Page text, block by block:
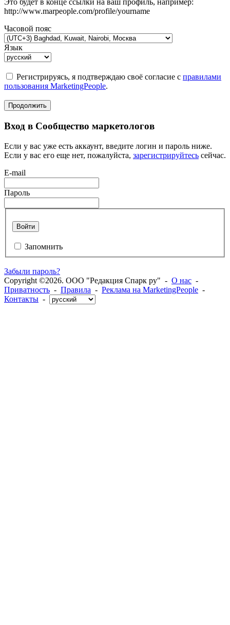
Это будет в конце ссылки на ваш профиль, например:
http://www.marpeople.com/profile/yourname
Часовой пояс
Язык
Регистрируясь, я подтверждаю своё согласие с правилами
пользования MarketingPeople.
Продолжить
Вход в Сообщество маркетологов
Если у вас уже есть аккаунт, введите логин и пароль ниже.
Если у вас его еще нет, пожалуйста, зарегистрируйтесь сейчас.
E-mail
Пароль
Войти
Запомнить
Забыли пароль?
Copyright ©2026. ООО "Редакция Спарк ру" - О нас -
Приватность - Правила - Реклама на MarketingPeople -
Контакты -